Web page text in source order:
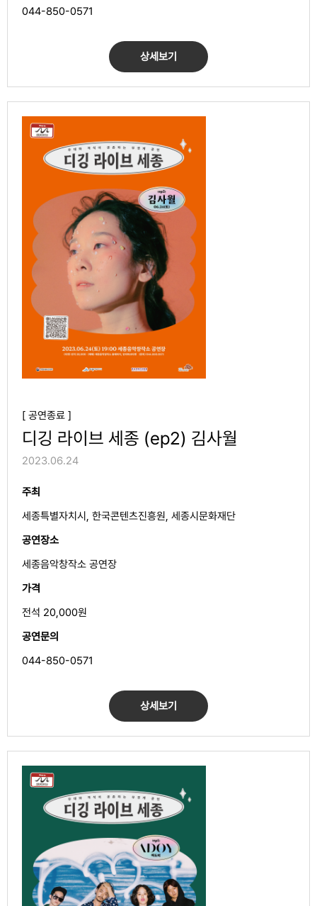
044-850-0571
상세보기
[ 공연종료 ]
디깅 라이브 세종 (ep2) 김사월
2023.06.24
주최
세종특별자치시, 한국콘텐츠진흥원, 세종시문화재단
공연장소
세종음악창작소 공연장
가격
전석 20,000원
공연문의
044-850-0571
상세보기